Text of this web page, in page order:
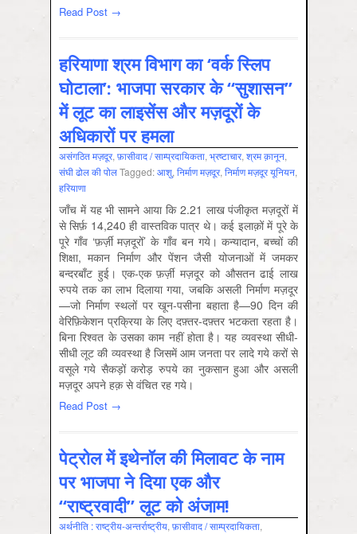
Read Post →
हरियाणा श्रम विभाग का ‘वर्क स्लिप
घोटाला’: भाजपा सरकार के “सुशासन”
में लूट का लाइसेंस और मज़दूरों के
अधिकारों पर हमला
असंगठित मज़दूर, फ़ासीवाद / साम्‍प्रदायिकता, भ्रष्‍टाचार, श्रम क़ानून,
संघी ढोल की पोलTagged:आशु, निर्माण मज़दूर, निर्माण मज़दूर यूनियन,
हरियाणा
जाँच में यह भी सामने आया कि 2.21 लाख पंजीकृत मज़दूरों में
से सिर्फ़ 14,240 ही वास्तविक पात्र थे। कई इलाक़ों में पूरे के
पूरे गाँव ‘फ़र्ज़ी मज़दूरों’ के गाँव बन गये। कन्यादान, बच्चों की
शिक्षा, मकान निर्माण और पेंशन जैसी योजनाओं में जमकर
बन्दरबाँट हुई। एक-एक फ़र्ज़ी मज़दूर को औसतन ढाई लाख
रुपये तक का लाभ दिलाया गया, जबकि असली निर्माण मज़दूर
—जो निर्माण स्थलों पर खून-पसीना बहाता है—90 दिन की
वेरिफ़िकेशन प्रक्रिया के लिए दफ़्तर-दफ़्तर भटकता रहता है।
बिना रिश्वत के उसका काम नहीं होता है। यह व्यवस्था सीधी-
सीधी लूट की व्यवस्था है जिसमें आम जनता पर लादे गये करों से
वसूले गये सैकड़ों करोड़ रुपये का नुकसान हुआ और असली
मज़दूर अपने हक़ से वंचित रह गये।
Read Post →
पेट्रोल में इथेनॉल की मिलावट के नाम
पर भाजपा ने दिया एक और
“राष्ट्रवादी” लूट को अंजाम!
अर्थनीति : राष्‍ट्रीय-अन्‍तर्राष्‍ट्रीय, फ़ासीवाद / साम्‍प्रदायिकता,